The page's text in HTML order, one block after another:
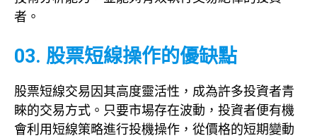
者。
03. 股票短線操作的優缺點
股票短線交易因其高度靈活性，成為許多投資者青
睞的交易方式。只要市場存在波動，投資者便有機
會利用短線策略進行投機操作，從價格的短期變動